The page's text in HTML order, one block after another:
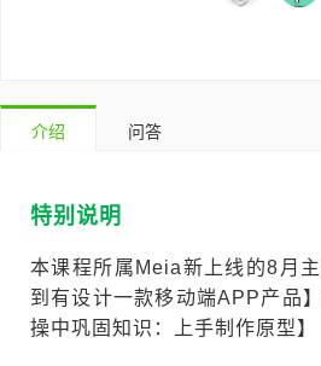
介绍 问答
特别说明
本课程所属Meia新上线的8月
到有设计一款移动端APP产品
操中巩固知识：上手制作原型】